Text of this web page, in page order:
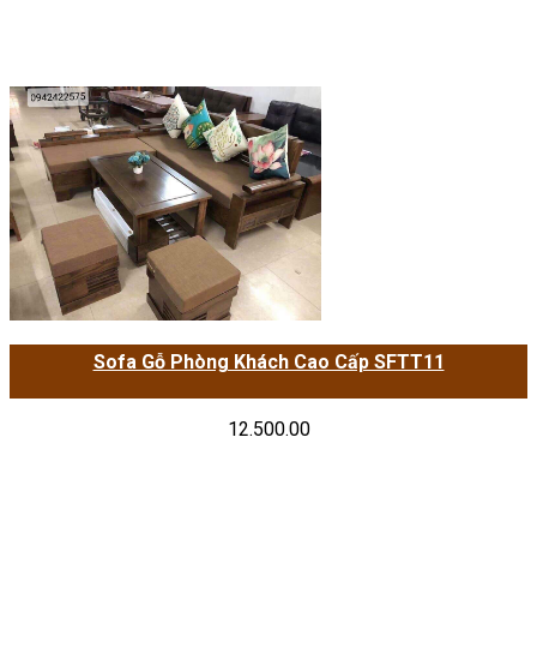
Sofa Gỗ Phòng Khách Cao Cấp SFTT11
12.500.00